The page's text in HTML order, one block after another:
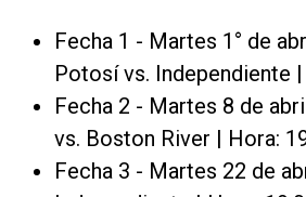
Fecha 1 - Martes 1° de
Potosí vs. Independiente
Fecha 2 - Martes 8 de
vs. Boston River | Hora:
Fecha 3 - Martes 22 de